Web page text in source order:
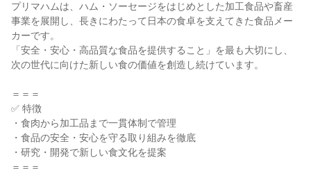
プリマハムは、ハム・ソーセージをはじめとした加工食品や畜産
事業を展開し、長きにわたって日本の食卓を支えてきた食品メー
カーです。
「安全・安心・高品質な食品を提供すること」を最も大切にし、
次の世代に向けた新しい食の価値を創造し続けています。
＝＝＝
✅ 特徴
・食肉から加工品まで一貫体制で管理
・食品の安全・安心を守る取り組みを徹底
・研究・開発で新しい食文化を提案
＝＝＝